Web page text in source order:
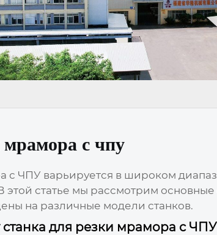
мрамора с чпу
с ЧПУ варьируется в широком
этой статье мы рассмотрим
на различные модели станков.
для резки мрамора с ЧПУ